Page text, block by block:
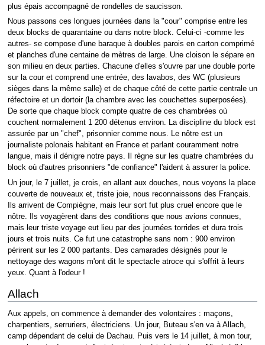
plus épais accompagné de rondelles de saucisson.
Nous passons ces longues journées dans la "cour" comprise entre les
deux blocks de quarantaine ou dans notre block. Celui-ci -comme les
autres- se compose d'une baraque à doubles parois en carton comprimé
et planches d'une centaine de mètres de large. Une cloison le sépare en
son milieu en deux parties. Chacune d'elles s'ouvre par une double porte
sur la cour et comprend une entrée, des lavabos, des WC (plusieurs
sièges dans la même salle) et de chaque côté de cette partie centrale un
réfectoire et un dortoir (la chambre avec les couchettes superposées).
De sorte que chaque block compte quatre de ces chambrées où
couchent normalement 1 200 détenus environ. La discipline du block est
assurée par un "chef", prisonnier comme nous. Le nôtre est un
journaliste polonais habitant en France et parlant couramment notre
langue, mais il dénigre notre pays. Il règne sur les quatre chambrées du
block où d'autres prisonniers "de confiance" l'aident à assurer la police.
Un jour, le 7 juillet, je crois, en allant aux douches, nous voyons la place
couverte de nouveaux et, triste joie, nous reconnaissons des Français.
Ils arrivent de Compiègne, mais leur sort fut plus cruel encore que le
nôtre. Ils voyagèrent dans des conditions que nous avions connues,
mais leur triste voyage eut lieu par des journées torrides et dura trois
jours et trois nuits. Ce fut une catastrophe sans nom : 900 environ
périrent sur les 2 000 partants. Des camarades désignés pour le
nettoyage des wagons m'ont dit le spectacle atroce qui s'offrit à leurs
yeux. Quant à l'odeur !
Allach
Aux appels, on commence à demander des volontaires : maçons,
charpentiers, serruriers, électriciens. Un jour, Buteau s'en va à Allach,
camp dépendant de celui de Dachau. Puis vers le 14 juillet, à mon tour,